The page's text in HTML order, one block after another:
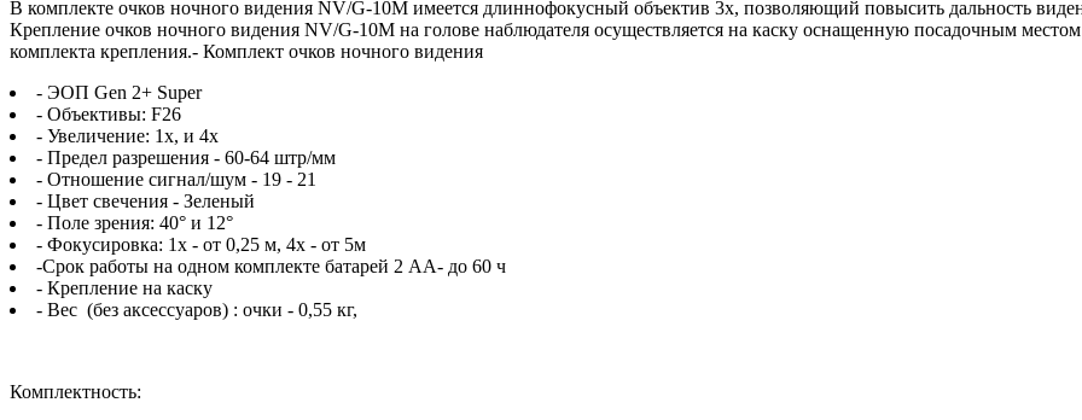
В комплекте очков ночного видения NV/G-10M имеется длиннофокусный объектив 3х, позволяющий повысить дальность
Крепление очков ночного видения NV/G-10M на голове наблюдателя осуществляется на каску оснащенную посадочным
комплекта крепления.- Комплект очков ночного видения
- ЭОП Gen 2+ Super
- Объективы: F26
- Увеличение: 1x, и 4х
- Предел разрешения - 60-64 штр/мм
- Отношение сигнал/шум - 19 - 21
- Цвет свечения - Зеленый
- Поле зрения: 40° и 12°
- Фокусировка: 1х - от 0,25 м, 4х - от 5м
-Срок работы на одном комплекте батарей 2 АА- до 60 ч
- Крепление на каску
- Вес (без аксессуаров) : очки - 0,55 кг,
Комплектность: